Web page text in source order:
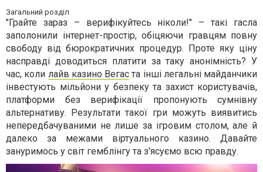
Загальний розділ
"Грайте зараз – верифікуйтесь ніколи!" – такі гасла
заполонили інтернет-простір, обіцяючи гравцям повну
свободу від бюрократичних процедур. Проте яку ціну
насправді доводиться платити за таку анонімність? У
час, коли лайв казино Вегас та інші легальні майданчики
інвестують мільйони у безпеку та захист користувачів,
платформи без верифікації пропонують сумнівну
альтернативу. Результати такої гри можуть виявитись
непередбачуваними не лише за ігровим столом, але й
далеко за межами віртуального казино. Давайте
зануримось у світ гемблінгу та з'ясуємо всю правду.